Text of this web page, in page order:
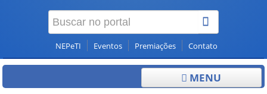
NEPeTI Eventos Premiações Contato
MENU